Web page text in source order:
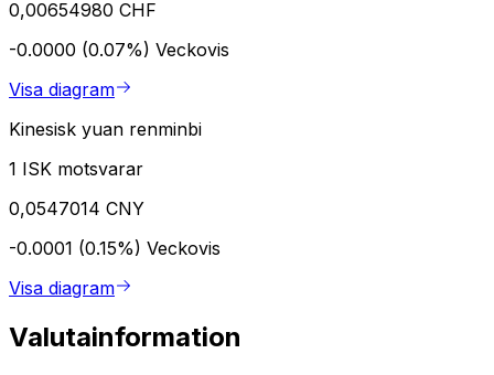
0,00654980 CHF
-0.0000 (0.07%) Veckovis
Visa diagram
Kinesisk yuan renminbi
1 ISK motsvarar
0,0547014 CNY
-0.0001 (0.15%) Veckovis
Visa diagram
Valutainformation